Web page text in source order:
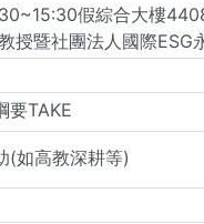
假綜合大樓
授暨社團法人國際ESG
要TAKE
(如高教深耕等)